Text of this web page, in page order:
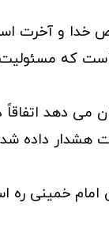
خدا و آخرت
است که
می دهد اتفاقاً
هشدار داده
امام خمینی ره